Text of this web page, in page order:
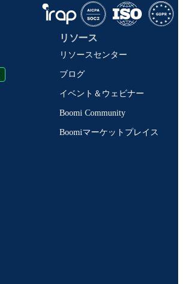
リソース
リソースセンター
ブログ
イベント＆ウェビナー
Boomi Community
Boomiマーケットプレイス